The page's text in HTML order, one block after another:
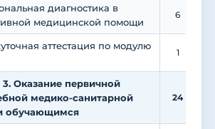
диагностика в
медицинской помощи
6
аттестация по модулю
1
Оказание первичной
медико-санитарной
обучающимся
24